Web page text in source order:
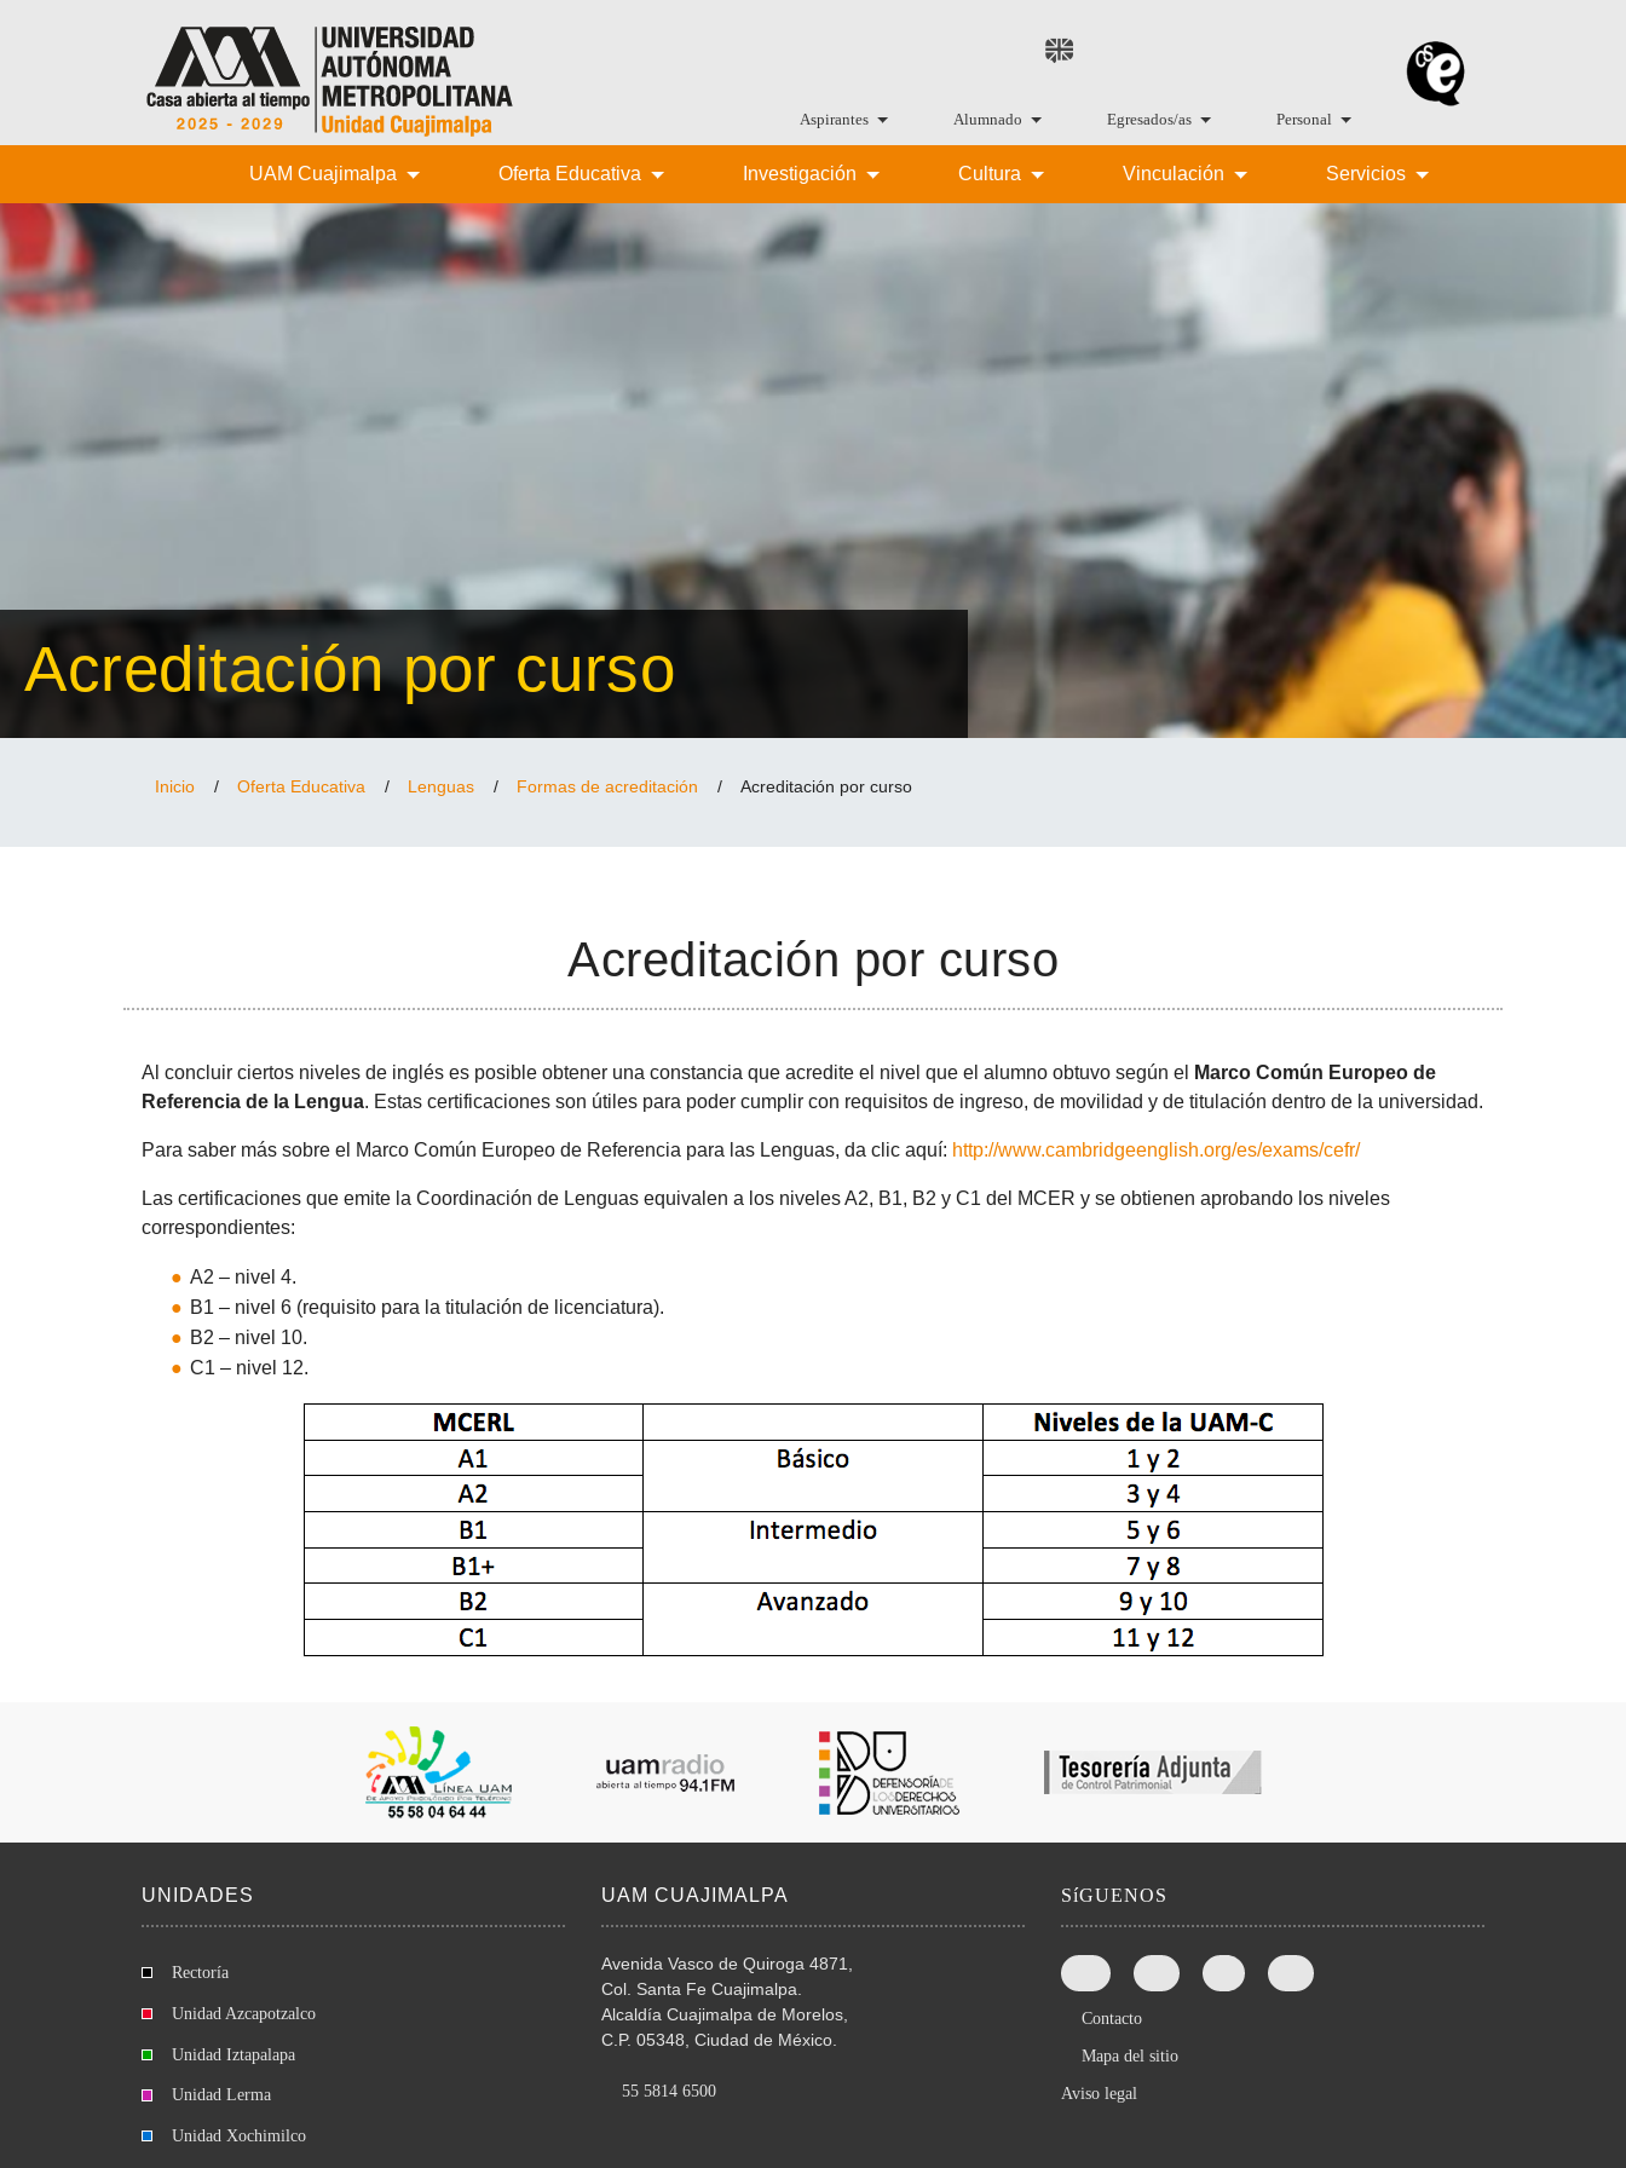
Aspirantes Alumnado Egresados/as Personal
UAM Cuajimalpa Oferta Educativa Investigación Cultura Vinculación Servicios
Acreditación por curso
Inicio / Oferta Educativa / Lenguas / Formas de acreditación / Acreditación por curso
Acreditación por curso
Al concluir ciertos niveles de inglés es posible obtener una constancia que acredite el nivel que el alumno obtuvo según el
Marco Común Europeo de
Referencia de la Lengua. Estas certificaciones son útiles para poder cumplir con requisitos de ingreso, de movilidad y de titulación dentro de la universidad.
Para saber más sobre el Marco Común Europeo de Referencia para las Lenguas, da clic aquí: http://www.cambridgeenglish.org/es/exams/cefr/
Las certificaciones que emite la Coordinación de Lenguas equivalen a los niveles A2, B1, B2 y C1 del MCER y se obtienen aprobando los niveles
correspondientes:
A2 – nivel 4.
B1 – nivel 6 (requisito para la titulación de licenciatura).
B2 – nivel 10.
C1 – nivel 12.
UNIDADES
Rectoría
Unidad Azcapotzalco
Unidad Iztapalapa
Unidad Lerma
Unidad Xochimilco
UAM CUAJIMALPA
Avenida Vasco de Quiroga 4871,
Col. Santa Fe Cuajimalpa.
Alcaldía Cuajimalpa de Morelos,
C.P. 05348, Ciudad de México.
55 5814 6500
SíGUENOS
Contacto
Mapa del sitio
Aviso legal